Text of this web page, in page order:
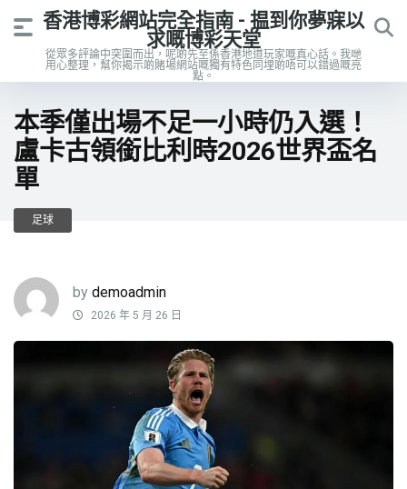
香港博彩網站完全指南 - 揾到你夢寐以
求嘅博彩天堂
從眾多評論中突圍而出，呢啲先至係香港地道玩家嘅真心話。我哋
用心整理，幫你揭示啲賭場網站嘅獨有特色同埋啲唔可以錯過嘅亮
點。
本季僅出場不足一小時仍入選！
盧卡古領銜比利時2026世界盃名
單
足球
by demoadmin
2026 年 5 月 26 日